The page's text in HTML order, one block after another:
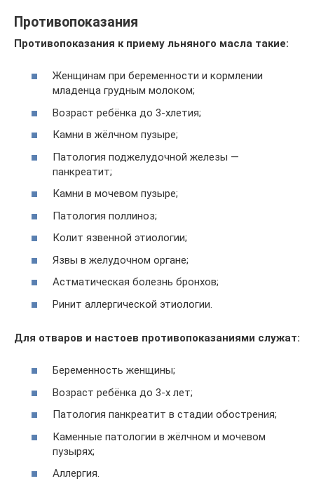
Противопоказания
Противопоказания к приему льняного масла такие:
Женщинам при беременности и кормлении
младенца грудным молоком;
Возраст ребёнка до 3-хлетия;
Камни в жёлчном пузыре;
Патология поджелудочной железы —
панкреатит;
Камни в мочевом пузыре;
Патология поллиноз;
Колит язвенной этиологии;
Язвы в желудочном органе;
Астматическая болезнь бронхов;
Ринит аллергической этиологии.
Для отваров и настоев противопоказаниями служат:
Беременность женщины;
Возраст ребёнка до 3-х лет;
Патология панкреатит в стадии обострения;
Каменные патологии в жёлчном и мочевом
пузырях;
Аллергия.